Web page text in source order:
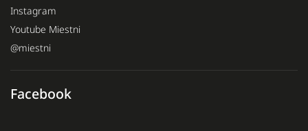
Instagram
Youtube Miestni
@miestni
Facebook